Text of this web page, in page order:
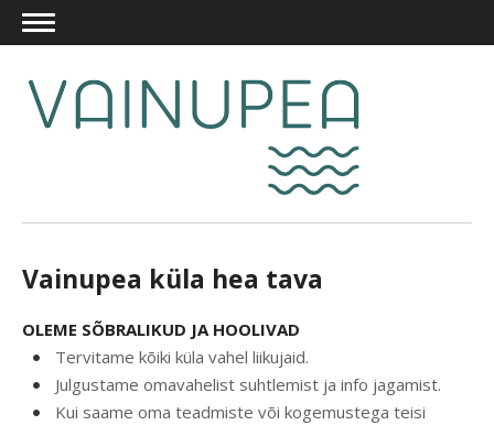
Vainupea küla hea tava
OLEME SÕBRALIKUD JA HOOLIVAD
Tervitame kõiki küla vahel liikujaid.
Julgustame omavahelist suhtlemist ja info jagamist.
Kui saame oma teadmiste või kogemustega teisi